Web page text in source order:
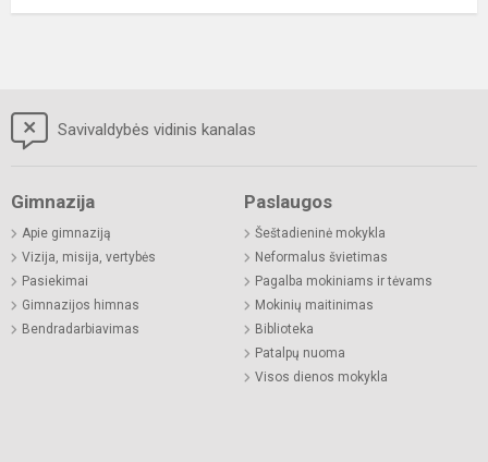
Savivaldybės vidinis kanalas
Gimnazija
Apie gimnaziją
Vizija, misija, vertybės
Pasiekimai
Gimnazijos himnas
Bendradarbiavimas
Paslaugos
Šeštadieninė mokykla
Neformalus švietimas
Pagalba mokiniams ir tėvams
Mokinių maitinimas
Biblioteka
Patalpų nuoma
Visos dienos mokykla